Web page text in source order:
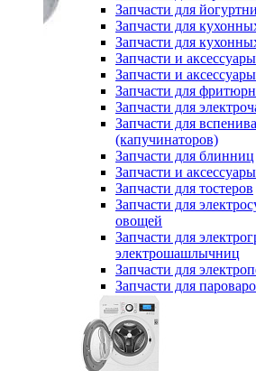
Запчасти для
Запчасти для
Запчасти для
Запчасти и
Запчасти и
Запчасти для
Запчасти для
Запчасти для
(капучинаторов)
Запчасти для блинниц
Запчасти и
Запчасти для тостеров
Запчасти для
овощей
Запчасти для
электрошашлычниц
Запчасти для
Запчасти для